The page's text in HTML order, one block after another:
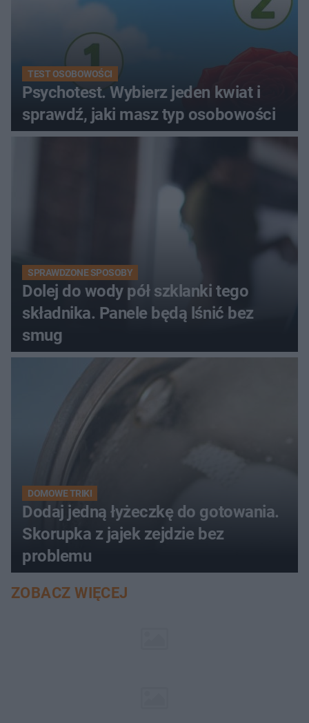
TEST OSOBOWOŚCI
Psychotest. Wybierz jeden kwiat i
sprawdź, jaki masz typ osobowości
SPRAWDZONE SPOSOBY
Dolej do wody pół szklanki tego
składnika. Panele będą lśnić bez
smug
DOMOWE TRIKI
Dodaj jedną łyżeczkę do gotowania.
Skorupka z jajek zejdzie bez
problemu
ZOBACZ WIĘCEJ